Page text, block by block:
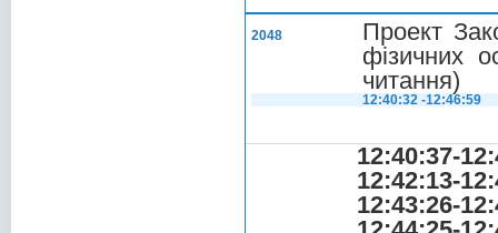
2048
Проект
фізичних
читання)
12:40:32 -12:46:59
12:40:37-
12:42:13-
12:43:26-